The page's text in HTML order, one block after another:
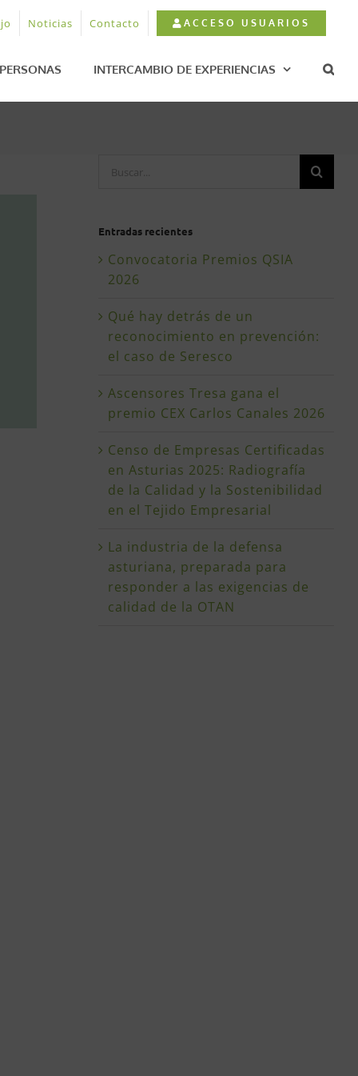
Noticias Contacto ACCESO USUARIOS
PERSONAS INTERCAMBIO DE EXPERIENCIAS
Entradas recientes
Convocatoria Premios QSIA
2026
Qué hay detrás de un
reconocimiento en prevención:
el caso de Seresco
Ascensores Tresa gana el
premio CEX Carlos Canales 2026
Censo de Empresas Certificadas
en Asturias 2025: Radiografía
de la Calidad y la Sostenibilidad
en el Tejido Empresarial
La industria de la defensa
asturiana, preparada para
responder a las exigencias de
calidad de la OTAN